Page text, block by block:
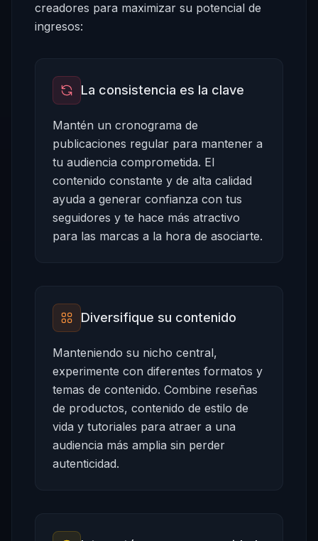
creadores para maximizar su potencial de
ingresos:
La consistencia es la clave
Mantén un cronograma de
publicaciones regular para mantener a
tu audiencia comprometida. El
contenido constante y de alta calidad
ayuda a generar confianza con tus
seguidores y te hace más atractivo
para las marcas a la hora de asociarte.
Diversifique su contenido
Manteniendo su nicho central,
experimente con diferentes formatos y
temas de contenido. Combine reseñas
de productos, contenido de estilo de
vida y tutoriales para atraer a una
audiencia más amplia sin perder
autenticidad.